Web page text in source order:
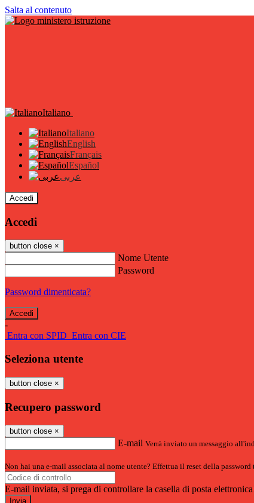
Salta al contenuto
Italiano
Italiano
English
Français
Español
عربى
Accedi
Accedi
button close ×
Nome Utente
Password
Password dimenticata?
-
Entra con SPID Entra con CIE
Seleziona utente
button close ×
Recupero password
button close ×
E-mail Verrà inviato un messaggio
Non hai una e-mail associata al nome utente? Effettua il reset della password
E-mail inviata, si prega di controllare la casella di posta